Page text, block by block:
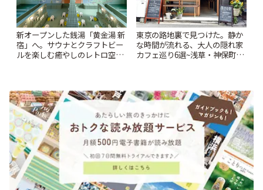
新オープンした銭湯「黄金湯 新
宿」へ。サウナとクラフトビー
ルを楽しむ癒やしのレトロ空間
東京の路地裏で見つけた。静か
な時間が流れる、大人の隠れ家
カフェ巡り6選~浅草・神保町・